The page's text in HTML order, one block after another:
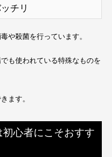
チリ
や殺菌を行っています。
も使われている特殊なものを
ます。
心者にこそおすす